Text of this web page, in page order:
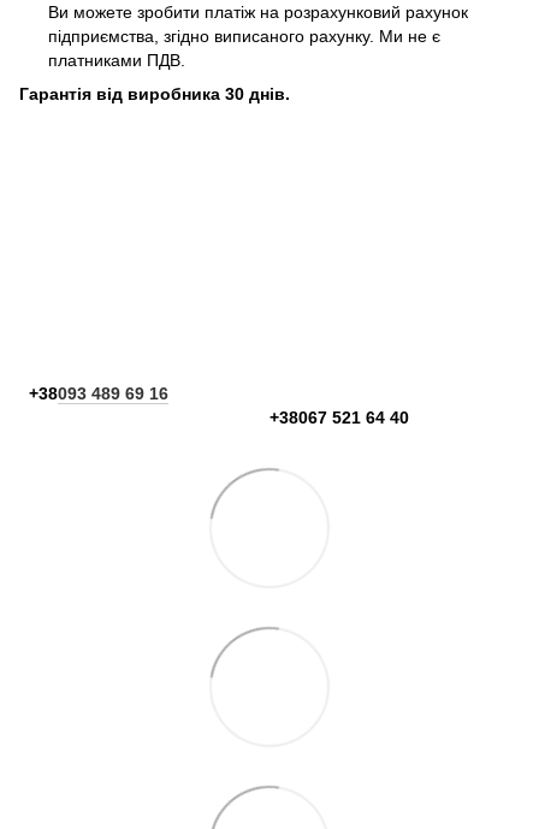
Ви можете зробити платіж на розрахунковий рахунок
підприємства, згідно виписаного рахунку. Ми не є
платниками ПДВ.
Гарантія від виробника 30 днів.
+38093 489 69 16
+38067 521 64 40